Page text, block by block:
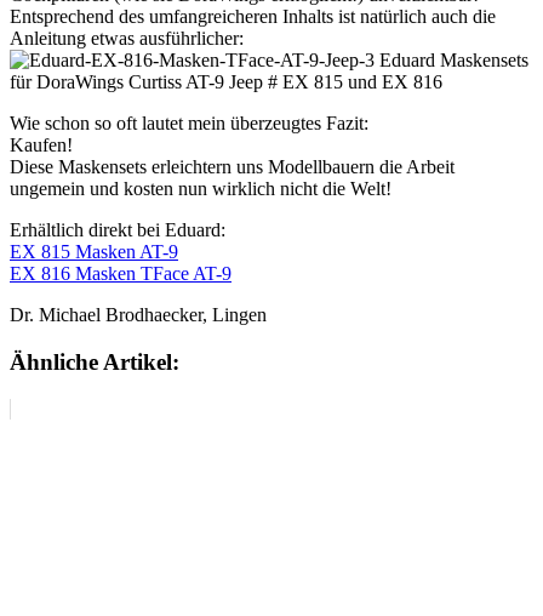
Entsprechend des umfangreicheren Inhalts ist natürlich auch die
Anleitung etwas ausführlicher:
Wie schon so oft lautet mein überzeugtes Fazit:
Kaufen!
Diese Maskensets erleichtern uns Modellbauern die Arbeit
ungemein und kosten nun wirklich nicht die Welt!
Erhältlich direkt bei Eduard:
EX 815 Masken AT-9
EX 816 Masken TFace AT-9
Dr. Michael Brodhaecker, Lingen
Ähnliche Artikel: